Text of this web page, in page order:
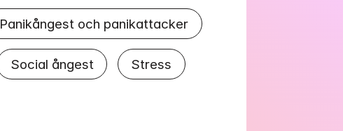
Panikångest och panikattacker
Social ångest Stress